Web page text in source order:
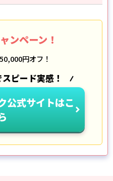
ンペーン！
円オフ！
ピード実感！
公式サイトはこ